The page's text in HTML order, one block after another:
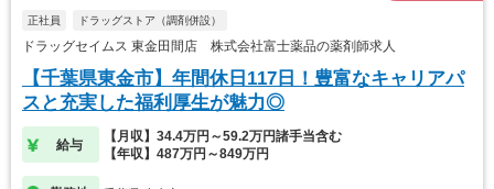
正社員 ドラッグストア（調剤併設）
ドラッグセイムス 東金田間店 株式会社富士薬品の薬剤師求人
【千葉県東金市】年間休日117日！豊富なキャリアパ
スと充実した福利厚生が魅力◎
給与
【月収】34.4万円～59.2万円諸手当含む
【年収】487万円～849万円